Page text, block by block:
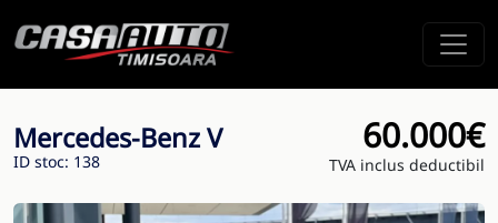
Mercedes-Benz V
ID stoc: 138
60.000€
TVA inclus deductibil